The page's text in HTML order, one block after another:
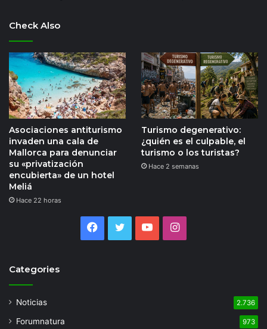
Check Also
Asociaciones antiturismo
invaden una cala de
Mallorca para denunciar
su «privatización
encubierta» de un hotel
Meliá
Hace 22 horas
Turismo degenerativo:
¿quién es el culpable, el
turismo o los turistas?
Hace 2 semanas
Facebook
TwitterYouTubeInstagram
Categories
Noticias 2.736
Forumnatura 973